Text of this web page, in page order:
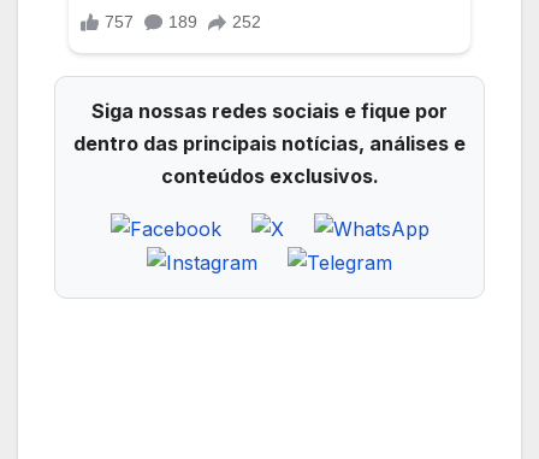
Siga nossas redes sociais e fique por
dentro das principais notícias, análises e
conteúdos exclusivos.